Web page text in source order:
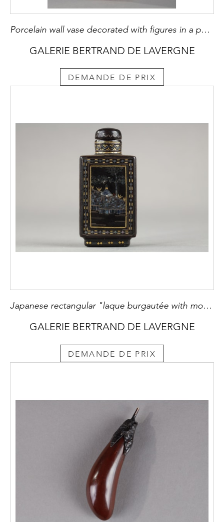
Porcelain wall vase decorated with figures in a pavillon
GALERIE BERTRAND DE LAVERGNE
DEMANDE DE PRIX
Japanese rectangular "laque burgautée with mother of pearls, gold and silver foils indescent seashells Ryukyu islands 19 th century H 5,1cm
GALERIE BERTRAND DE LAVERGNE
DEMANDE DE PRIX